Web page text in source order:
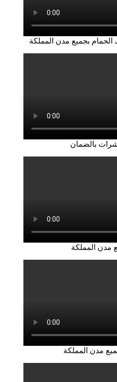
بجميع مدن المملكة
بالضمان
مدن المملكة
مدن المملكة